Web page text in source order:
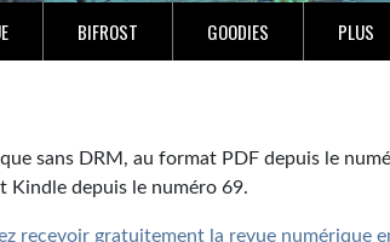
BIFROST GOODIES PLUS
sans DRM, au format PDF depuis le
Kindle depuis le numéro 69.
recevoir gratuitement la revue numérique